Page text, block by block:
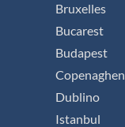
Bruxelles
Bucarest
Budapest
Copenaghen
Dublino
Istanbul